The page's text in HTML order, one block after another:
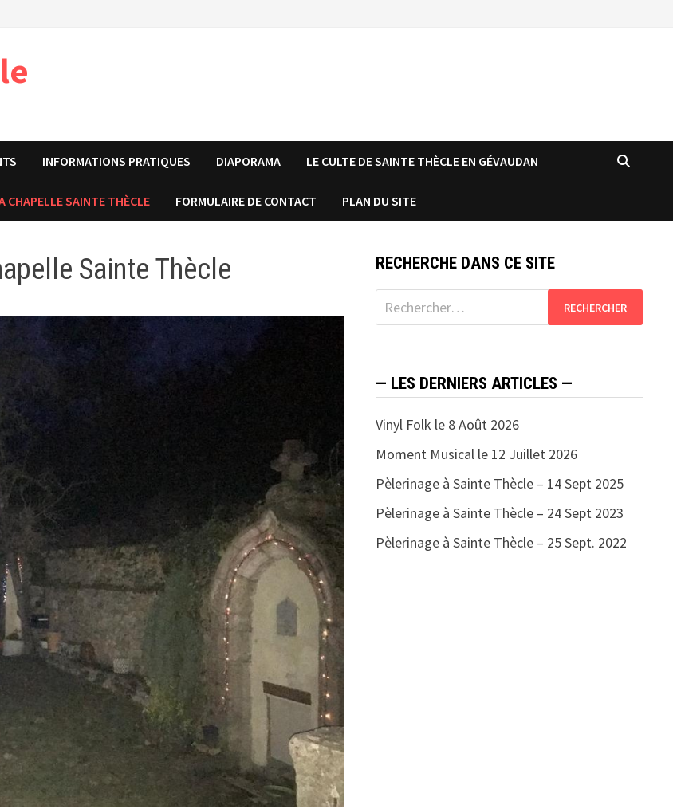
INFORMATIONS PRATIQUES DIAPORAMA LE CULTE DE SAINTE THÈCLE EN GÉVAUDAN
CHAPELLE SAINTE THÈCLE FORMULAIRE DE CONTACT PLAN DU SITE
Sainte Thècle RECHERCHE DANS CE SITE
Rechercher :
— LES DERNIERS ARTICLES —
Vinyl Folk le 8 Août 2026
Moment Musical le 12 Juillet 2026
Pèlerinage à Sainte Thècle – 14 Sept 2025
Pèlerinage à Sainte Thècle – 24 Sept 2023
Pèlerinage à Sainte Thècle – 25 Sept. 2022